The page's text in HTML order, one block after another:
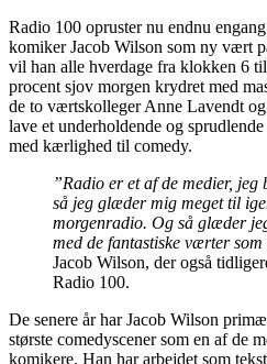
Radio 100 opruster nu endnu
komiker Jacob Wilson som ny vært
vil han alle hverdage fra klokken 6
procent sjov morgen krydret med
de to værtskolleger Anne Lavendt
lave et underholdende og
med kærlighed til comedy.
”Radio er et af de medier, jeg
så jeg glæder mig meget til
morgenradio. Og så glæder
med de fantastiske værter
Jacob Wilson, der også
Radio 100.
De senere år har Jacob Wilson
største comedyscener som en af de
komikere. Han har arbejdet som